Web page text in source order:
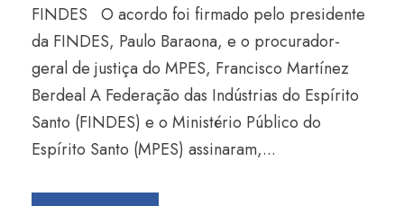
FINDES O acordo foi firmado pelo presidente
da FINDES, Paulo Baraona, e o procurador-
geral de justiça do MPES, Francisco Martínez
Berdeal A Federação das Indústrias do Espírito
Santo (FINDES) e o Ministério Público do
Espírito Santo (MPES) assinaram,...